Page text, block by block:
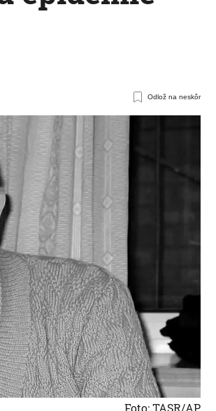
Odlož na neskôr
Foto: TASR/AP